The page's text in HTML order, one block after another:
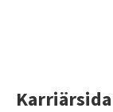
Karriärsida